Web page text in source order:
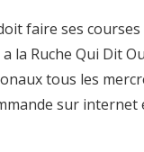
faire ses courses
la Ruche Qui Dit
tous les
sur internet